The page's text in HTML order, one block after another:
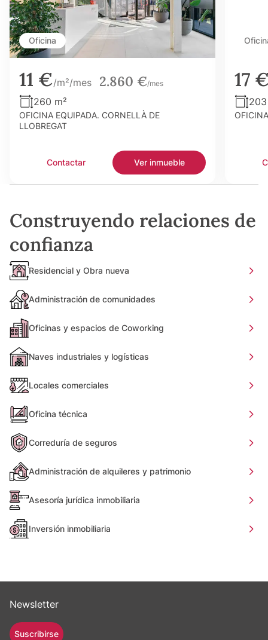
Oficina
11 €/m²/mes 2.860 €/mes
260 m²
OFICINA EQUIPADA. CORNELLÀ DE
LLOBREGAT
Contactar Ver inmueble
17
Construyendo relaciones de
confianza
Residencial y Obra nueva
Administración de comunidades
Oficinas y espacios de Coworking
Naves industriales y logísticas
Locales comerciales
Oficina técnica
Correduría de seguros
Administración de alquileres y patrimonio
Asesoría jurídica inmobiliaria
Inversión inmobiliaria
Newsletter
Suscribirse